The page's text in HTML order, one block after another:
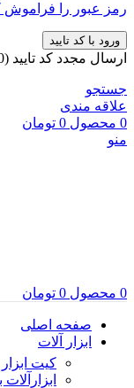
رمز عبور را فراموش
ورود با کد تایید
ارسال مجدد کد تایید (00:
جستجو
علاقه مندی
0 محصول 0 تومان
منو
0 محصول 0 تومان
صفحه اصلی
ابزار آلات
کیت ابزار